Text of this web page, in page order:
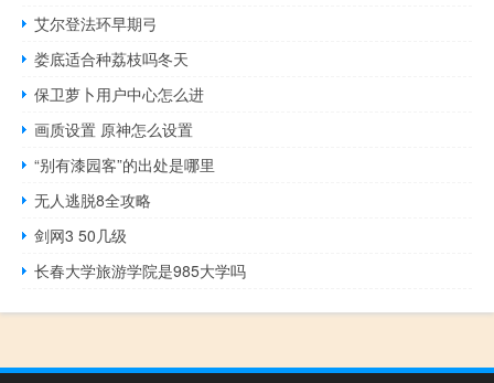
艾尔登法环早期弓
娄底适合种荔枝吗冬天
保卫萝卜用户中心怎么进
画质设置 原神怎么设置
“别有漆园客”的出处是哪里
无人逃脱8全攻略
剑网3 50几级
长春大学旅游学院是985大学吗